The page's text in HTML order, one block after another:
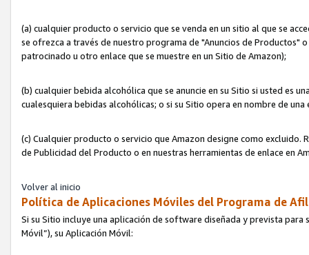
(a) cualquier producto o servicio que se venda en un sitio al que se
se ofrezca a través de nuestro programa de "Anuncios de Productos"
patrocinado u otro enlace que se muestre en un Sitio de Amazon);
(b) cualquier bebida alcohólica que se anuncie en su Sitio si usted es
cualesquiera bebidas alcohólicas; o si su Sitio opera en nombre de
(c) Cualquier producto o servicio que Amazon designe como excluido.
de Publicidad del Producto o en nuestras herramientas de enlace en
Volver al inicio
Política de Aplicaciones Móviles del Programa de
Si su Sitio incluye una aplicación de software diseñada y prevista
Móvil”), su Aplicación Móvil: